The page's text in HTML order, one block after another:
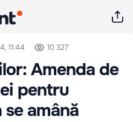
11:44 10 327
Amenda de
pentru
amână